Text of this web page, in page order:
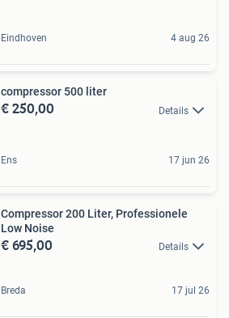
Eindhoven 4 aug 26
compressor 500 liter
€ 250,00 Details
Ens 17 jun 26
Compressor 200 Liter, Professionele
Low Noise
€ 695,00 Details
Breda 17 jul 26